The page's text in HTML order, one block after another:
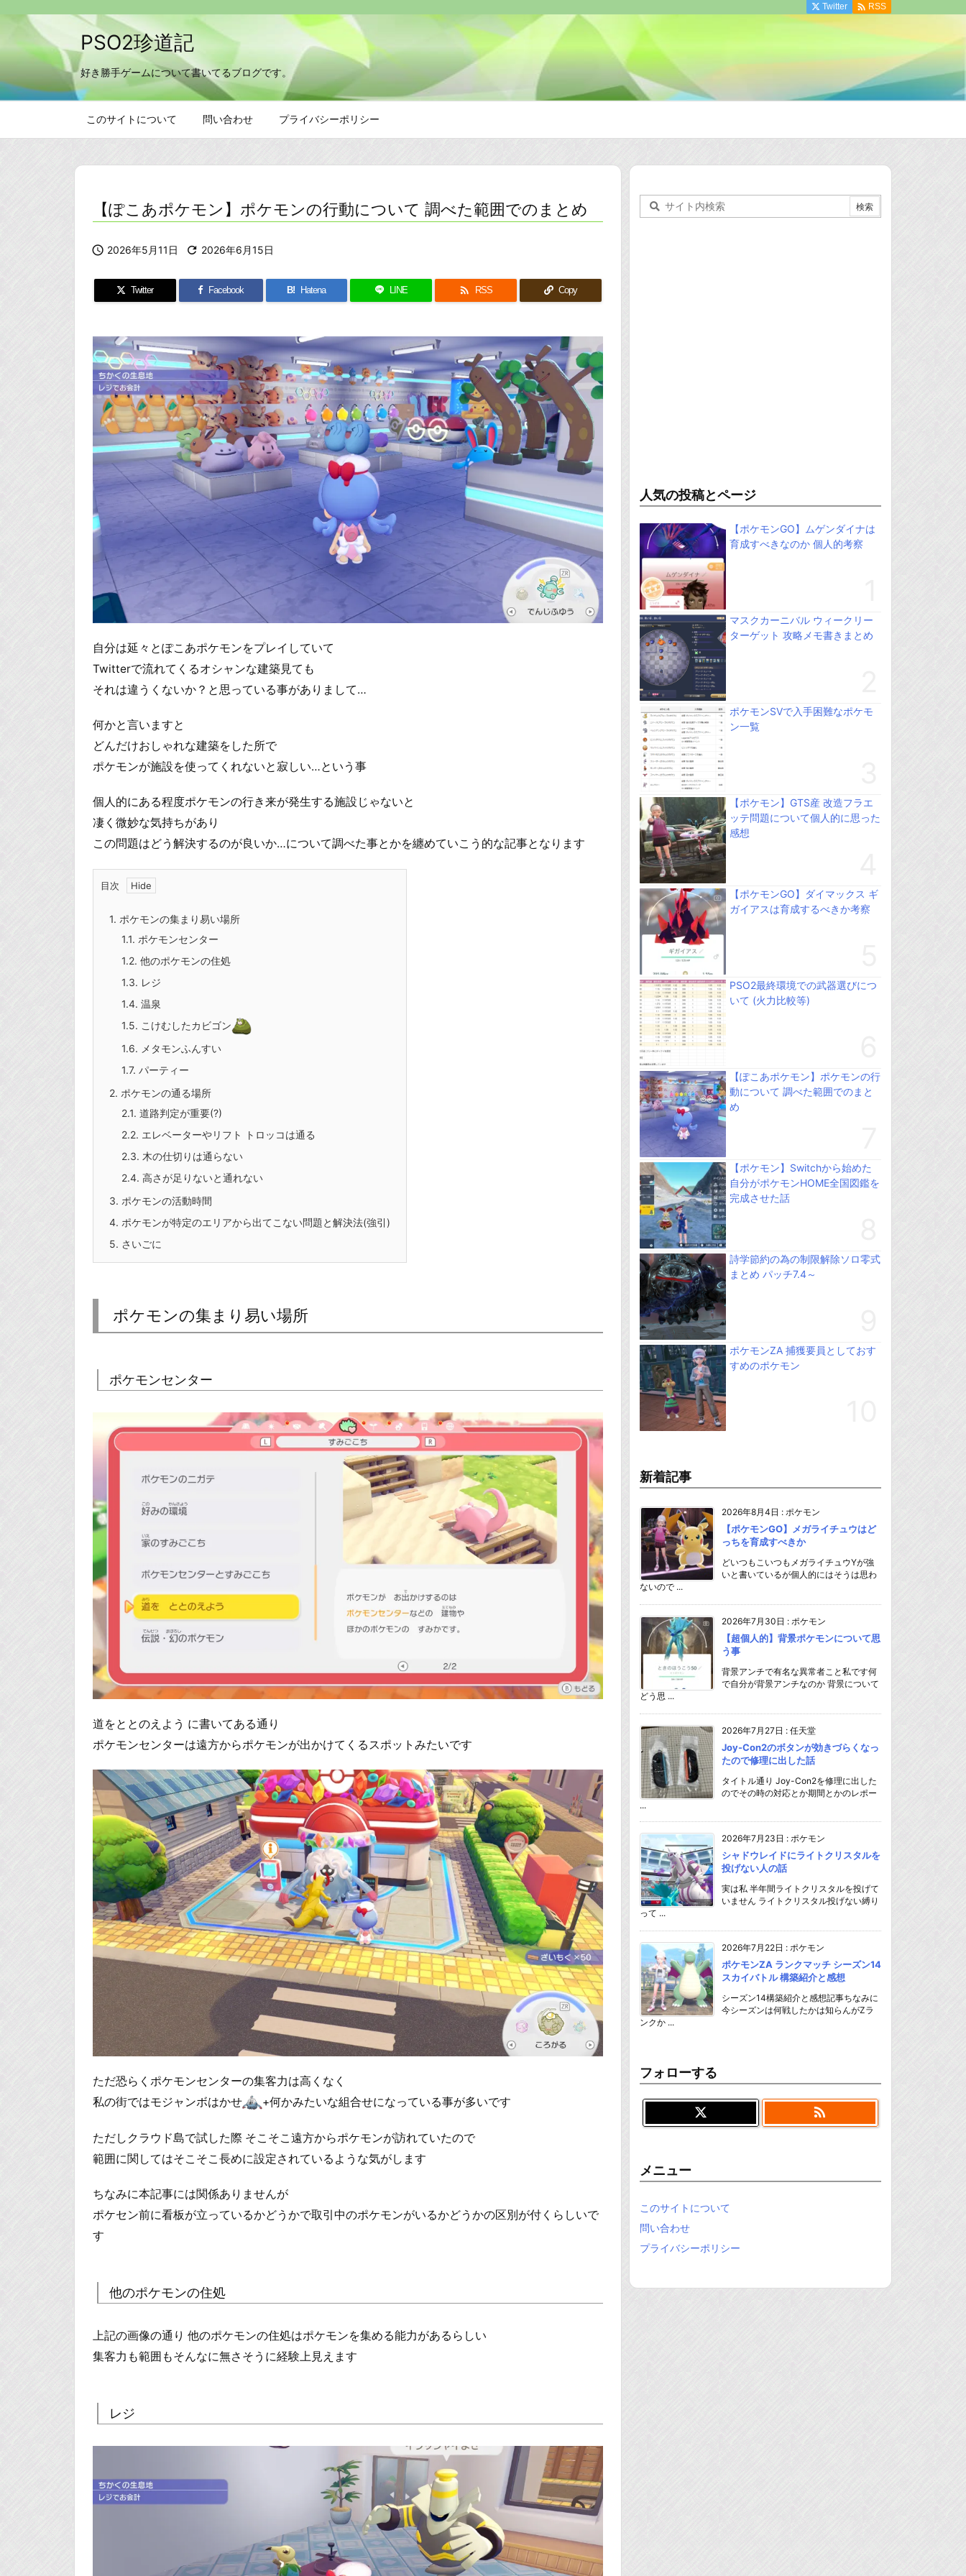
PSO2珍道記
好き勝手ゲームについて書いてるブログです。
このサイトについて 問い合わせ プライバシーポリシー
Twitter  RSS
【ぽこあポケモン】ポケモンの行動について 調べた範囲でのまとめ
 2026年5月11日  2026年6月15日
Twitter Facebook B! Hatena LINE  RSS Copy
自分は延々とぽこあポケモンをプレイしていて
Twitterで流れてくるオシャンな建築見ても
それは違うくないか？と思っている事がありまして…
何かと言いますと
どんだけおしゃれな建築をした所で
ポケモンが施設を使ってくれないと寂しい…という事
個人的にある程度ポケモンの行き来が発生する施設じゃないと
凄く微妙な気持ちがあり
この問題はどう解決するのが良いか…について調べた事とかを纏めていこう的な記事となります
目次
1. ポケモンの集まり易い場所
1.1. ポケモンセンター
1.2. 他のポケモンの住処
1.3. レジ
1.4. 温泉
1.5. こけむしたカビゴン
1.6. メタモンふんすい
1.7. パーティー
2. ポケモンの通る場所
2.1. 道路判定が重要(?)
2.2. エレベーターやリフト トロッコは通る
2.3. 木の仕切りは通らない
2.4. 高さが足りないと通れない
3. ポケモンの活動時間
4. ポケモンが特定のエリアから出てこない問題と解決法(強引)
5. さいごに
ポケモンの集まり易い場所
ポケモンセンター
道をととのえよう に書いてある通り
ポケモンセンターは遠方からポケモンが出かけてくるスポットみたいです
ただ恐らくポケモンセンターの集客力は高くなく
私の街ではモジャンボはかせ
+何かみたいな組合せになっている事が多いです
ただしクラウド島で試した際 そこそこ遠方からポケモンが訪れていたので
範囲に関してはそこそこ長めに設定されているような気がします
ちなみに本記事には関係ありませんが
ポケセン前に看板が立っているかどうかで取引中のポケモンがいるかどうかの区別が付くらしいで
す
他のポケモンの住処
上記の画像の通り 他のポケモンの住処はポケモンを集める能力があるらしい
集客力も範囲もそんなに無さそうに経験上見えます
レジ
人気の投稿とページ
【ポケモンGO】ムゲンダイナは
育成すべきなのか 個人的考察
マスクカーニバル ウィークリー
ターゲット 攻略メモ書きまとめ
ポケモンSVで入手困難なポケモ
ン一覧
【ポケモン】GTS産 改造フラエ
ッテ問題について個人的に思った
感想
【ポケモンGO】ダイマックス ギ
ガイアスは育成するべきか考察
PSO2最終環境での武器選びにつ
いて (火力比較等)
【ぽこあポケモン】ポケモンの行
動について 調べた範囲でのまと
め
【ポケモン】Switchから始めた
自分がポケモンHOME全国図鑑を
完成させた話
詩学節約の為の制限解除ソロ零式
まとめ パッチ7.4～
ポケモンZA 捕獲要員としておす
すめのポケモン
新着記事
2026年8月4日 : ポケモン
【ポケモンGO】メガライチュウはど
っちを育成すべきか
どいつもこいつもメガライチュウYが強
いと書いているが個人的にはそうは思わ
ないので ...
2026年7月30日 : ポケモン
【超個人的】背景ポケモンについて思
う事
背景アンチで有名な異常者こと私です何
で自分が背景アンチなのか 背景について
どう思 ...
2026年7月27日 : 任天堂
Joy-Con2のボタンが効きづらくなっ
たので修理に出した話
タイトル通り Joy-Con2を修理に出した
のでその時の対応とか期間とかのレポー
...
2026年7月23日 : ポケモン
シャドウレイドにライトクリスタルを
投げない人の話
実は私 半年間ライトクリスタルを投げて
いません ライトクリスタル投げない縛り
って ...
2026年7月22日 : ポケモン
ポケモンZA ランクマッチ シーズン14
スカイバトル 構築紹介と感想
シーズン14構築紹介と感想記事ちなみに
今シーズンは何戦したかは知らんがZラ
ンクか ...
フォローする

メニュー
このサイトについて
問い合わせ
プライバシーポリシー